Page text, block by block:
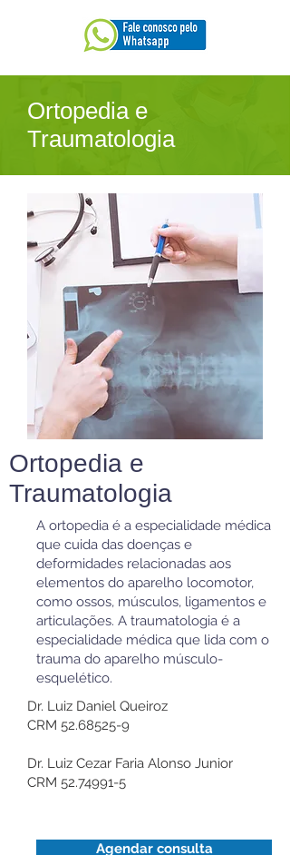
Ortopedia e
Traumatologia
Ortopedia e
Traumatologia
A ortopedia é a especialidade médica
que cuida das doenças e
deformidades relacionadas aos
elementos do aparelho locomotor,
como ossos, músculos, ligamentos e
articulações. A traumatologia é a
especialidade médica que lida com o
trauma do aparelho músculo-
esquelético.
Dr. Luiz Daniel Queiroz
CRM 52.68525-9
Dr. Luiz Cezar Faria Alonso Junior
CRM 52.74991-5
Agendar consulta